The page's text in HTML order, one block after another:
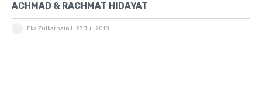
ACHMAD & RACHMAT HIDAYAT
Eka Zulkarnain H 27 Jul, 2018